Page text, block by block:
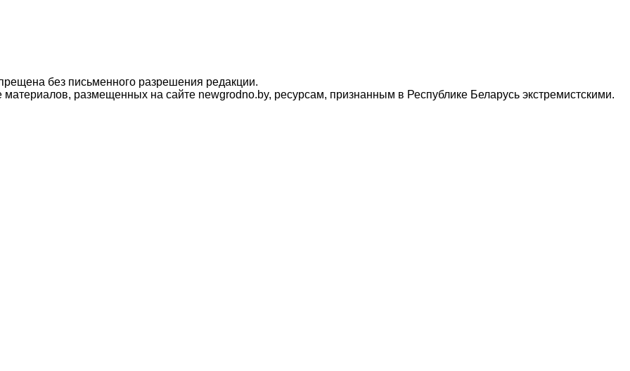
без письменного разрешения редакции.
размещенных на сайте newgrodno.by, ресурсам, признанным в Республике Беларусь экстремистскими.